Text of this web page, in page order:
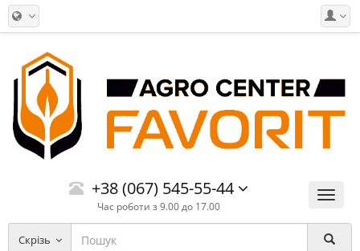
Меню
+38 (067) 545-55-44
Час роботи з 9.00 до 17.00
Скрізь